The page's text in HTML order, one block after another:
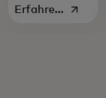
Erfahren